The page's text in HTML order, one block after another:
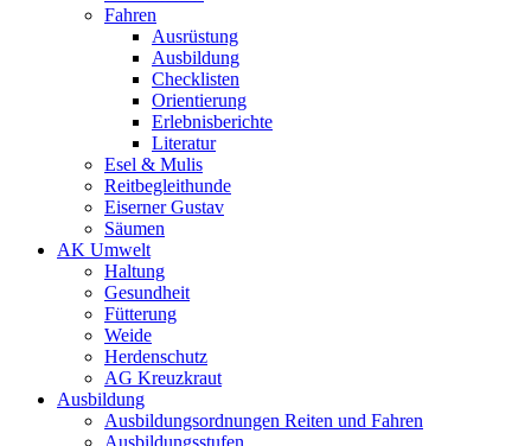
Fahren
Ausrüstung
Ausbildung
Checklisten
Orientierung
Erlebnisberichte
Literatur
Esel & Mulis
Reitbegleithunde
Eiserner Gustav
Säumen
AK Umwelt
Haltung
Gesundheit
Fütterung
Weide
Herdenschutz
AG Kreuzkraut
Ausbildung
Ausbildungsordnungen Reiten und Fahren
Ausbildungsstufen